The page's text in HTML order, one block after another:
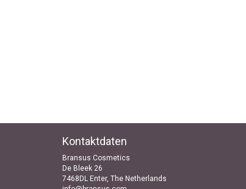
Kontaktdaten
Bransus Cosmetics
De Bleek 26
7468DL Enter, The Netherlands